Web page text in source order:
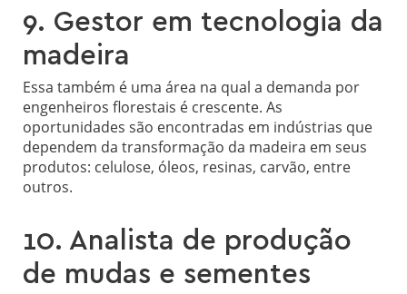
9. Gestor em tecnologia da
madeira
Essa também é uma área na qual a demanda por
engenheiros florestais é crescente. As
oportunidades são encontradas em indústrias que
dependem da transformação da madeira em seus
produtos: celulose, óleos, resinas, carvão, entre
outros.
10. Analista de produção
de mudas e sementes